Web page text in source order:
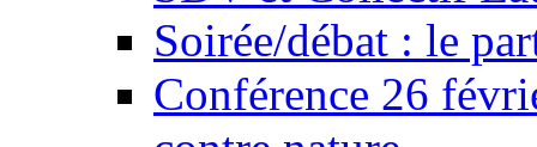
Soirée/débat : le
Conférence 26